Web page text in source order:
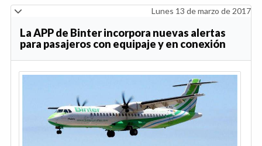
Lunes 13 de marzo de 2017
La APP de Binter incorpora nuevas alertas
para pasajeros con equipaje y en conexión